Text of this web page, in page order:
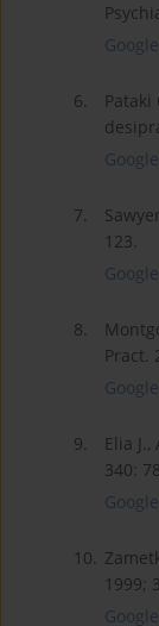
6.
7.
123.
8.
Pract.
9.
Elia
340:
10.
1999;